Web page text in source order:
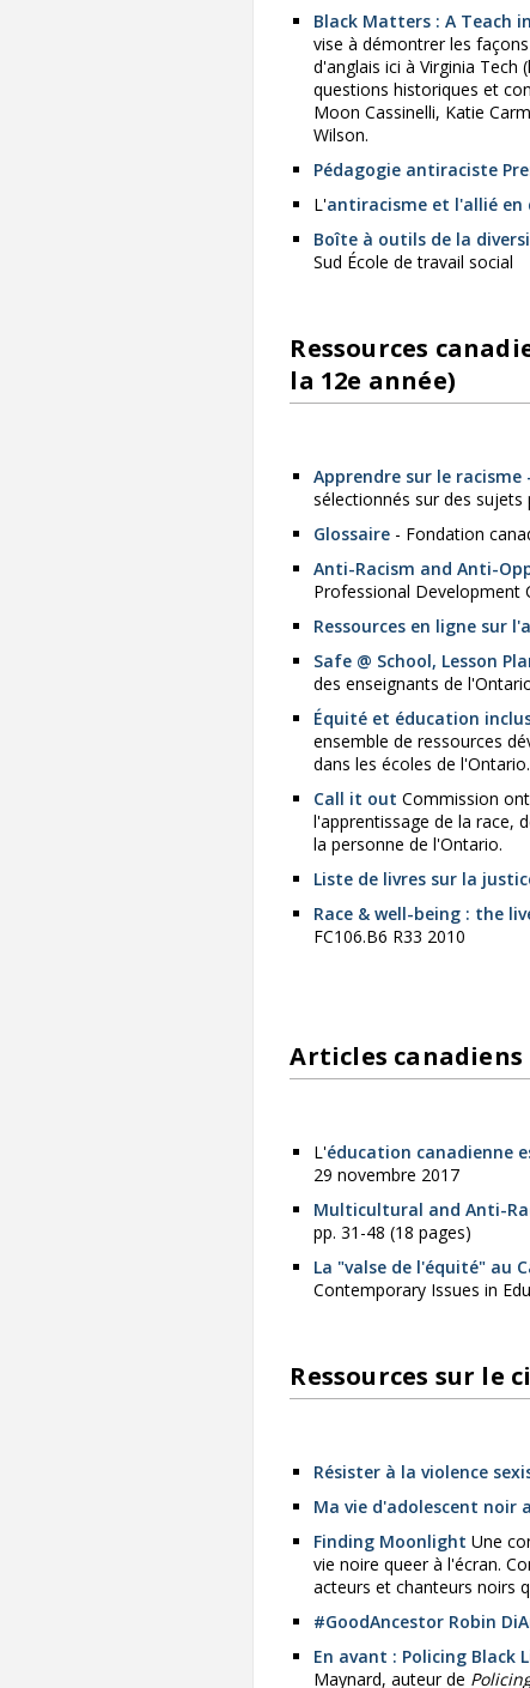
Black Matters : A Teach
vise à démontrer les
d'anglais ici à Virginia
questions historiques et
Moon Cassinelli, Katie
Wilson.
Pédagogie antiraciste
L'antiracisme et l'allié en
Boîte à outils de la
Sud École de travail social
Ressources
la 12e année)
Apprendre sur le
sélectionnés sur des
Glossaire - Fondation
Anti-Racism and Anti-
Professional Development
Ressources en ligne sur
Safe @ School, Lesson
des enseignants de
Équité et éducation
ensemble de ressources
dans les écoles de l'Ontario.
Call it out Commission
l'apprentissage de la race,
la personne de l'Ontario.
Liste de livres sur la
Race & well-being : the
FC106.B6 R33 2010
Articles canadiens
L'éducation canadienne
29 novembre 2017
Multicultural and Anti-
pp. 31-48 (18 pages)
La "valse de l'équité" au
Contemporary Issues in
Ressources sur le
Résister à la violence
Ma vie d'adolescent noir
Finding Moonlight Une
vie noire queer à l'écran.
acteurs et chanteurs noirs
#GoodAncestor Robin
En avant : Policing Black
Maynard, auteur de